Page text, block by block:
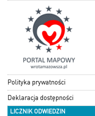
Polityka prywatności
Deklaracja dostępności
LICZNIK ODWIEDZIN